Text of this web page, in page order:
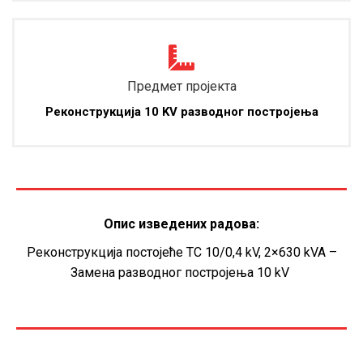
Предмет пројекта
Реконструкција 10 KV разводног постројења
Опис изведених радова:
Реконструкција постојеће ТС 10/0,4 kV, 2×630 kVA –
Замена разводног постројења 10 kV